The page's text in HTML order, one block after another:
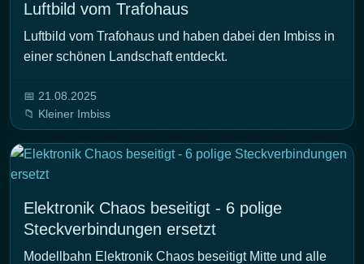
Luftbild vom Trafohaus
Luftbild vom Trafohaus und haben dabei den Imbiss in
einer schönen Landschaft entdeckt.
📅 21.08.2025
📁 Kleiner Imbiss
Elektronik Chaos beseitigt - 6 polige
Steckverbindungen ersetzt
Modellbahn Elektronik Chaos beseitigt Mitte und alle